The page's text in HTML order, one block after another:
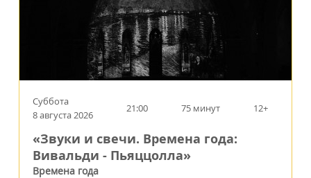
Суббота
8 августа 2026
21:00 75 минут 12+
«Звуки и свечи. Времена года:
Вивальди - Пьяццолла»
Времена года